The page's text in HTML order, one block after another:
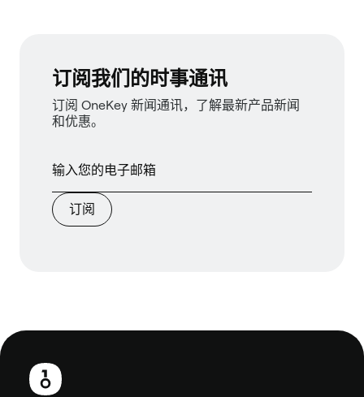
订阅我们的时事通讯
订阅 OneKey 新闻通讯，了解最新产品新闻
和优惠。
订阅
页